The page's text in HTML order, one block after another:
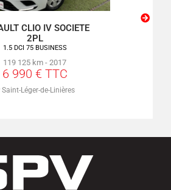
CLIO IV SOCIETE
2PL
1.5 DCI 75 BUSINESS
119 125 km - 2017
6 990 € TTC
Saint-Léger-de-Linières